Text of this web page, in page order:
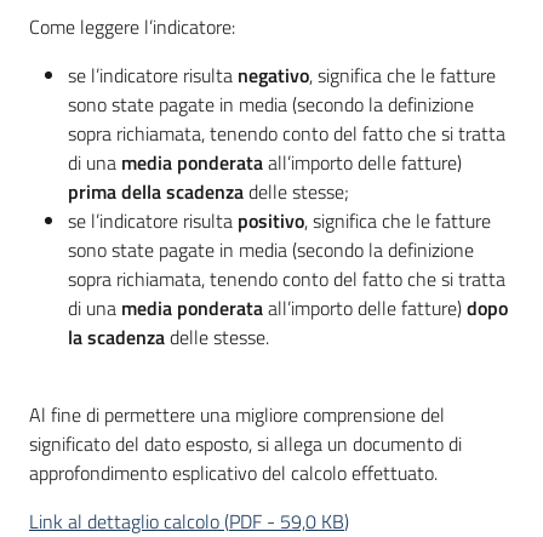
Come leggere l’indicatore:
se l’indicatore risulta negativo, significa che le fatture
sono state pagate in media (secondo la definizione
sopra richiamata, tenendo conto del fatto che si tratta
di una media ponderataall’importo delle fatture)
prima della scadenzadelle stesse;
se l’indicatore risulta positivo, significa che le fatture
sono state pagate in media (secondo la definizione
sopra richiamata, tenendo conto del fatto che si tratta
di una media ponderataall’importo delle fatture)dopo
la scadenzadelle stesse.
Al fine di permettere una migliore comprensione del
significato del dato esposto, si allega un documento di
approfondimento esplicativo del calcolo effettuato.
Link al dettaglio calcolo(PDF - 59,0 KB)